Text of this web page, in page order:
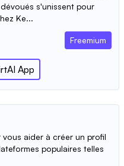
s'unissent pour
Ke...
Freemium
App
aider à créer un profil
populaires telles